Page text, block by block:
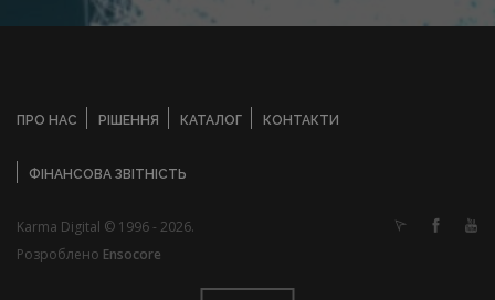
ПРО НАС РІШЕННЯ КАТАЛОГ КОНТАКТИ
ФІНАНСОВА ЗВІТНІСТЬ
Karma Digital © 1996 - 2026.
Розроблено Ensocore